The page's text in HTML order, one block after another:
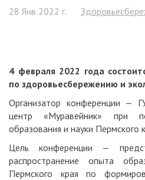
28 Янв 2022 г.
4 февраля 2022 года
по здоровьесбережению и
Организатор конференции —
центр «Муравейник» при
образования и науки Пермского
Цель конференции —
распространение опыта
Пермского края по